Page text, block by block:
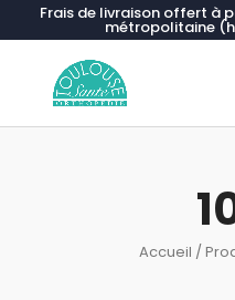
Frais de livraison offert à
métropolitaine
Accueil /